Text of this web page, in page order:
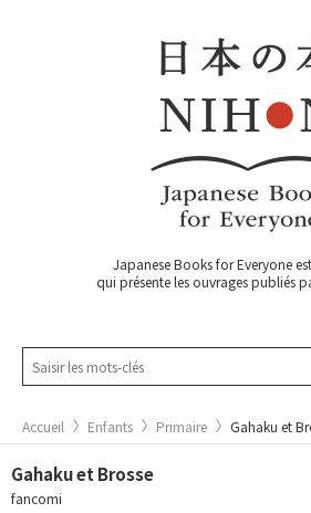
Japanese Books for Everyone
qui présente les ouvrages publiés
Accueil Enfants Primaire Gahaku et
Gahaku et Brosse
fancomi